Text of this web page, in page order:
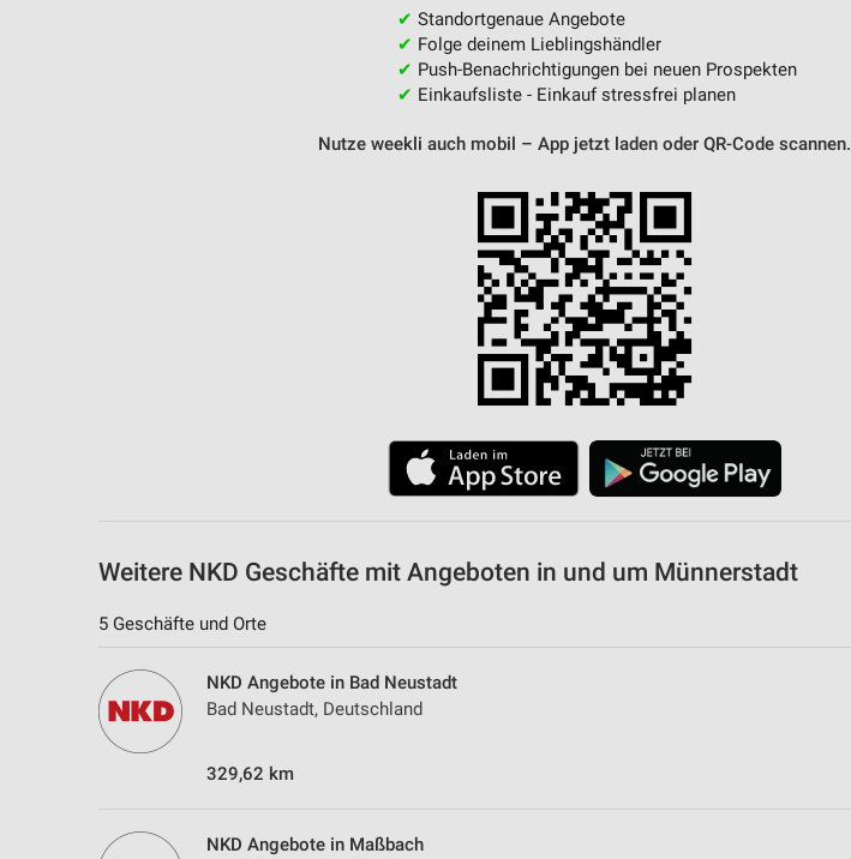
✔ Standortgenaue Angebote
✔ Folge deinem Lieblingshändler
✔ Push-Benachrichtigungen bei neuen Prospekten
✔ Einkaufsliste - Einkauf stressfrei planen
Nutze weekli auch mobil – App jetzt laden oder QR-Code scannen.
Weitere NKD Geschäfte mit Angeboten in und um Münnerstadt
5 Geschäfte und Orte
NKD Angebote in Bad Neustadt
Bad Neustadt, Deutschland
329,62 km
NKD Angebote in Maßbach
Geräte anhand von aktiv angeforderten Informationen identifizieren